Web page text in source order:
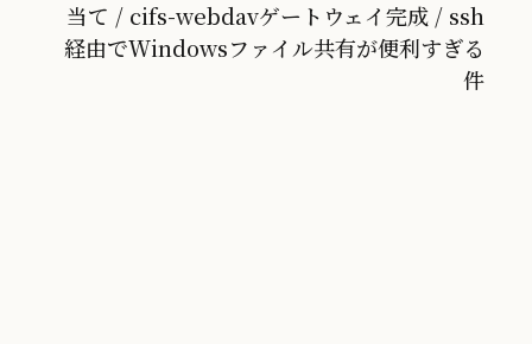
当て / cifs-webdavゲートウェイ完成 / ssh
経由でWindowsファイル共有が便利すぎる
件